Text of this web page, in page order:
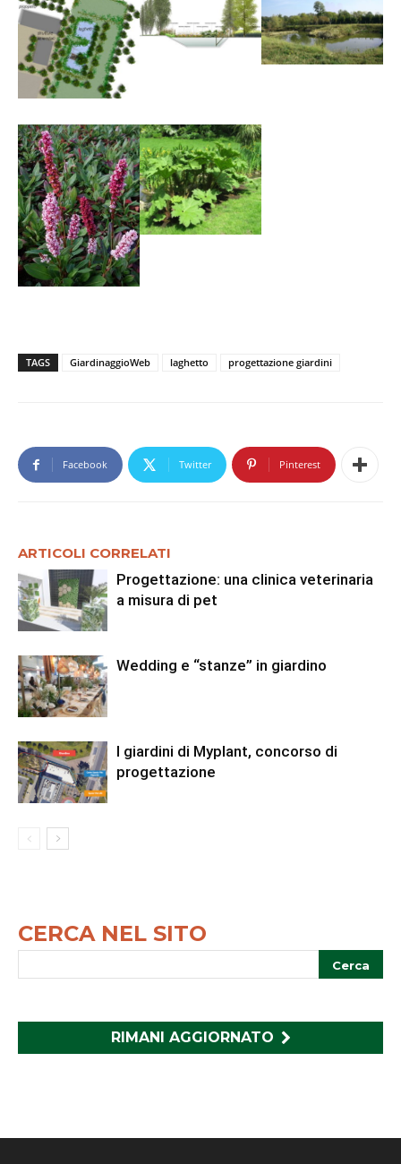
TAGS GiardinaggioWeb laghetto progettazione giardini
Facebook Twitter Pinterest
ARTICOLI CORRELATI
Progettazione: una clinica veterinaria
a misura di pet
Wedding e “stanze” in giardino
I giardini di Myplant, concorso di
progettazione
CERCA NEL SITO
RIMANI AGGIORNATO